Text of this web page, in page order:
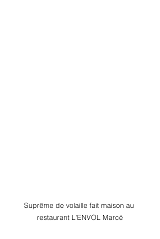
Suprême de volaille fait maison au
restaurant L'ENVOL Marcé